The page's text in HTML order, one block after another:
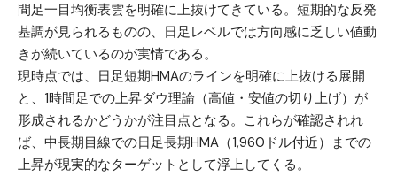
間足一目均衡表雲を明確に上抜けてきている。短期的な反発
基調が見られるものの、日足レベルでは方向感に乏しい値動
きが続いているのが実情である。
現時点では、日足短期HMAのラインを明確に上抜ける展開
と、1時間足での上昇ダウ理論（高値・安値の切り上げ）が
形成されるかどうかが注目点となる。これらが確認されれ
ば、中長期目線での日足長期HMA（1,960ドル付近）までの
上昇が現実的なターゲットとして浮上してくる。